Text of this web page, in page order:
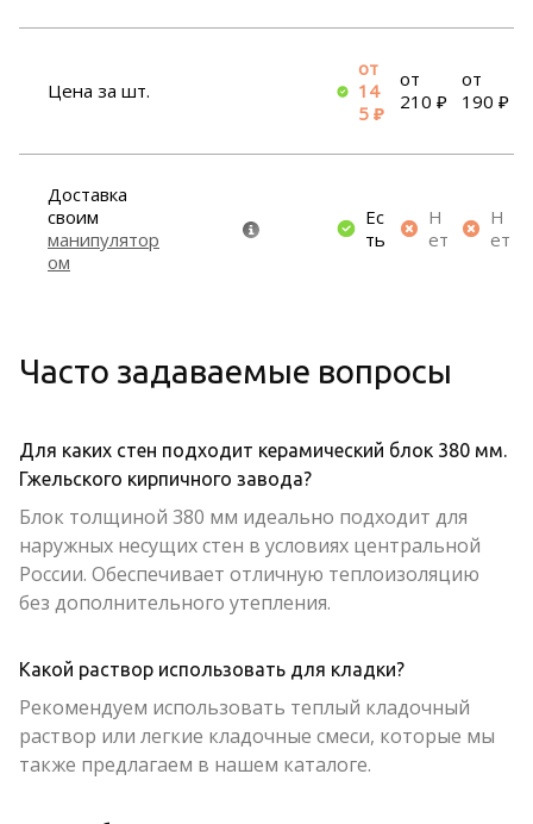
Цена за шт.
от
14
5 ₽
от
210 ₽
от
190 ₽
Доставка
своим
манипулятор
ом
Ес
ть
Н
ет
Н
ет
Часто задаваемые вопросы
Для каких стен подходит керамический блок 380 мм.
Гжельского кирпичного завода?
Блок толщиной 380 мм идеально подходит для
наружных несущих стен в условиях центральной
России. Обеспечивает отличную теплоизоляцию
без дополнительного утепления.
Какой раствор использовать для кладки?
Рекомендуем использовать теплый кладочный
раствор или легкие кладочные смеси, которые мы
также предлагаем в нашем каталоге.